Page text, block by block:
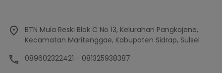
BTN Mula Reski Blok C No 13, Kelurahan Pangkajene,
Kecamatan Maritenggae, Kabupaten Sidrap, Sulsel
089602322421 - 081325938387